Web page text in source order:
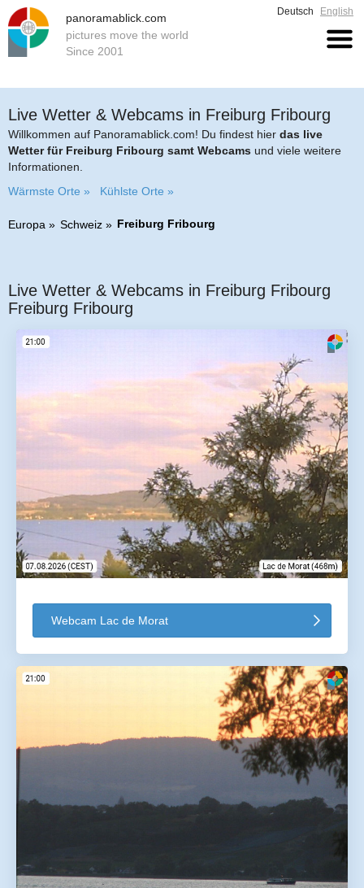
panoramablick.com
pictures move the world
Since 2001
Deutsch English
Live Wetter & Webcams in Freiburg Fribourg
Willkommen auf Panoramablick.com! Du findest hier das live
Wetter für Freiburg Fribourg samt Webcams und viele weitere
Informationen.
Wärmste Orte »
Kühlste Orte »
Europa Schweiz Freiburg Fribourg
Live Wetter & Webcams in Freiburg Fribourg
Freiburg Fribourg
Webcam Lac de Morat